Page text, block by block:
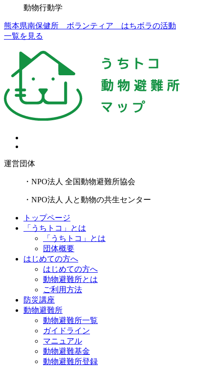
動物行動学
熊本県南保健所 ボランティア はちボラの活動
一覧を見る
運営団体
・NPO法人 全国動物避難所協会
・NPO法人 人と動物の共生センター
トップページ
「うちトコ」とは
「うちトコ」とは
団体概要
はじめての方へ
はじめての方へ
動物避難所とは
ご利用方法
防災講座
動物避難所
動物避難所一覧
ガイドライン
マニュアル
動物避難基金
動物避難所登録